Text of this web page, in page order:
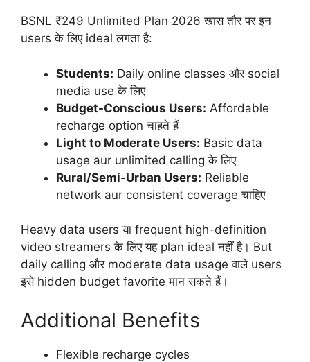
BSNL ₹249 Unlimited Plan 2026 खास तौर पर इन
users के लिए ideal लगता है:
Students: Daily online classes और social
media use के लिए
Budget-Conscious Users: Affordable
recharge option चाहते हैं
Light to Moderate Users: Basic data
usage aur unlimited calling के लिए
Rural/Semi-Urban Users: Reliable
network aur consistent coverage चाहिए
Heavy data users या frequent high-definition
video streamers के लिए यह plan ideal नहीं है। But
daily calling और moderate data usage वाले users
इसे hidden budget favorite मान सकते हैं।
Additional Benefits
Flexible recharge cycles